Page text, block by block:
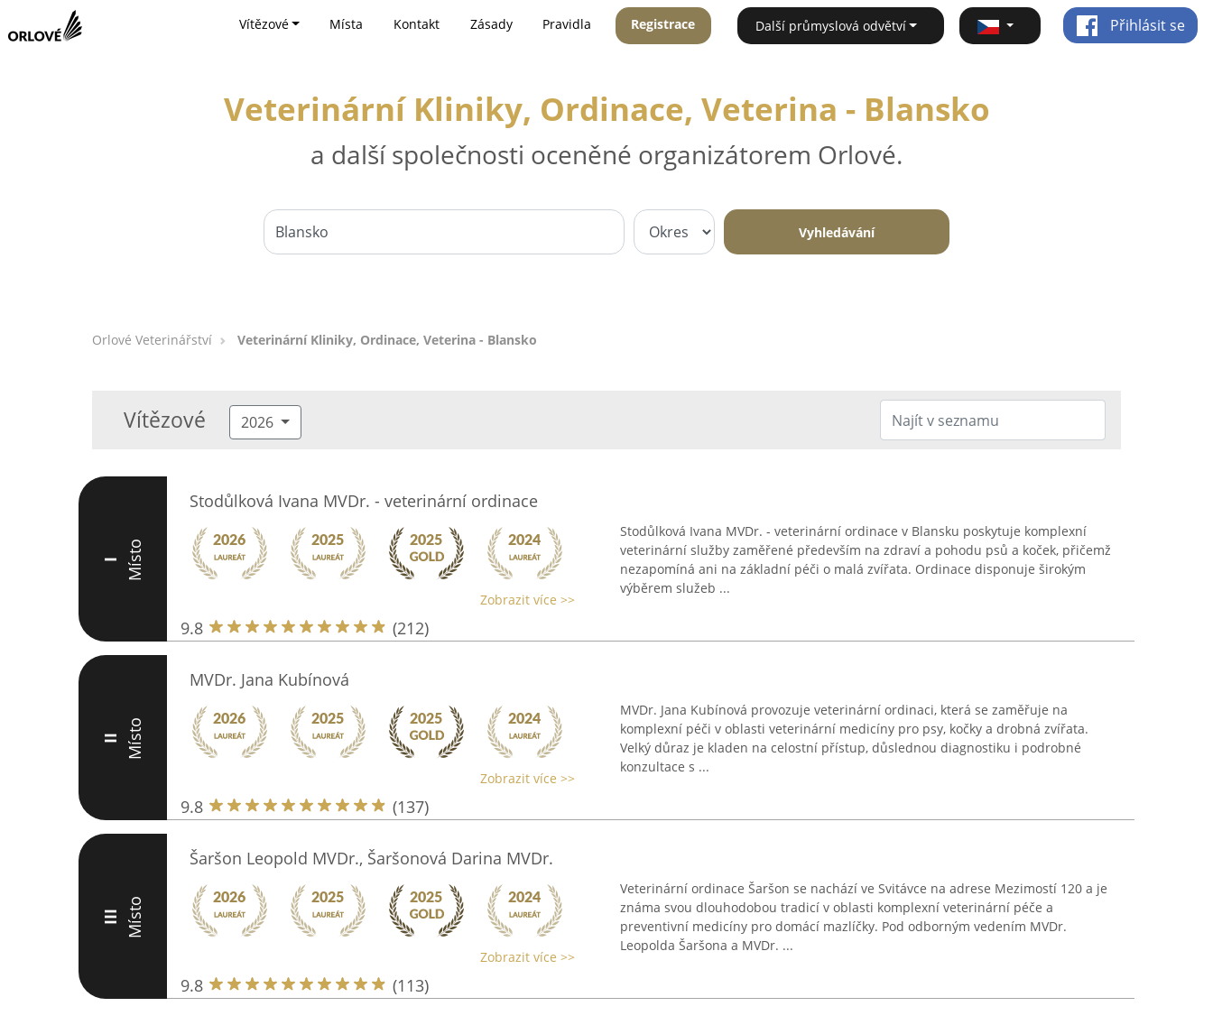
Vítězové Místa Kontakt Zásady Pravidla Registrace Další průmyslová odvětví Přihlásit se
Veterinární Kliniky, Ordinace, Veterina - Blansko
a další společnosti oceněné organizátorem Orlové.
Vyhledávání
Orlové Veterinářství Veterinární Kliniky, Ordinace, Veterina - Blansko
Vítězové 2026
I Místo
Stodůlková Ivana MVDr. - veterinární ordinace
Zobrazit více >>
9.8 (212)
Stodůlková Ivana MVDr. - veterinární ordinace v Blansku poskytuje komplexní
veterinární služby zaměřené především na zdraví a pohodu psů a koček, přičemž
nezapomíná ani na základní péči o malá zvířata. Ordinace disponuje širokým
výběrem služeb ...
II Místo
MVDr. Jana Kubínová
Zobrazit více >>
9.8 (137)
MVDr. Jana Kubínová provozuje veterinární ordinaci, která se zaměřuje na
komplexní péči v oblasti veterinární medicíny pro psy, kočky a drobná zvířata.
Velký důraz je kladen na celostní přístup, důslednou diagnostiku i podrobné
konzultace s ...
III Místo
Šaršon Leopold MVDr., Šaršonová Darina MVDr.
Zobrazit více >>
9.8 (113)
Veterinární ordinace Šaršon se nachází ve Svitávce na adrese Mezimostí 120 a je
známa svou dlouhodobou tradicí v oblasti komplexní veterinární péče a
preventivní medicíny pro domácí mazlíčky. Pod odborným vedením MVDr.
Leopolda Šaršona a MVDr. ...